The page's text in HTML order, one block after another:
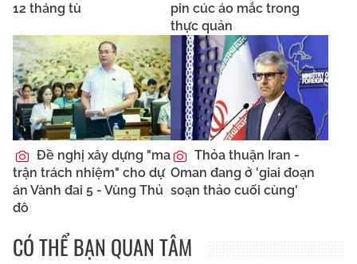
12 tháng tù
pin cúc áo mắc trong
thực quản
Đề nghị xây dựng "ma
trận trách nhiệm" cho dự
án Vành đai 5 - Vùng Thủ
đô
Thỏa thuận Iran -
Oman đang ở 'giai đoạn
soạn thảo cuối cùng'
CÓ THỂ BẠN QUAN TÂM